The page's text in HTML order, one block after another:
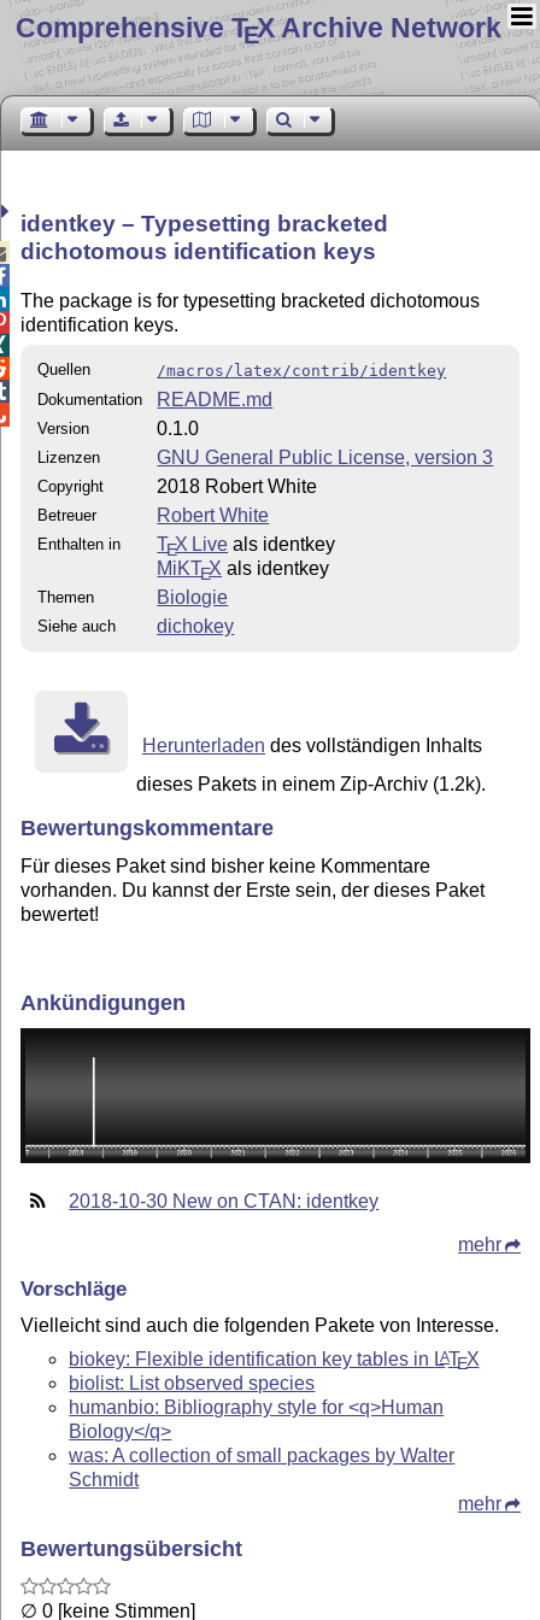
Comprehensive TEX Archive Network
identkey – Typesetting bracketed
dichotomous identification keys
The package is for typesetting bracketed dichotomous
identification keys.
Quellen
/macros/latex/contrib/identkey
Dokumentation
README.md
Version 0.1.0
Lizenzen GNU General Public License, version 3
Copyright 2018 Robert White
Betreuer Robert White
Enthalten in TEX Live als identkey
MiKTEX als identkey
Themen Biologie
Siehe auch dichokey
Herunterladen des vollständigen Inhalts
dieses Pakets in einem Zip-Archiv (1.2k).
Bewertungskommentare
Für dieses Paket sind bisher keine Kommentare
vorhanden. Du kannst der Erste sein, der dieses Paket
bewertet!
Ankündigungen
2018-10-30 New on CTAN: identkey
mehr
Vorschläge
Vielleicht sind auch die folgenden Pakete von Interesse.
biokey: Flexible identification key tables in LATEX
biolist: List observed species
humanbio: Bibliography style for <q>Human
Biology</q>
was: A collection of small packages by Walter
Schmidt
mehr
Bewertungsübersicht
∅ 0 [keine Stimmen]